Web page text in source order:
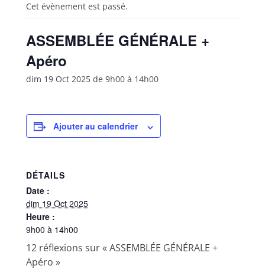
Cet évènement est passé.
ASSEMBLÉE GÉNÉRALE +
Apéro
dim 19 Oct 2025 de 9h00 à 14h00
Ajouter au calendrier
DÉTAILS
Date :
dim 19 Oct 2025
Heure :
9h00 à 14h00
12 réflexions sur « ASSEMBLÉE GÉNÉRALE +
Apéro »